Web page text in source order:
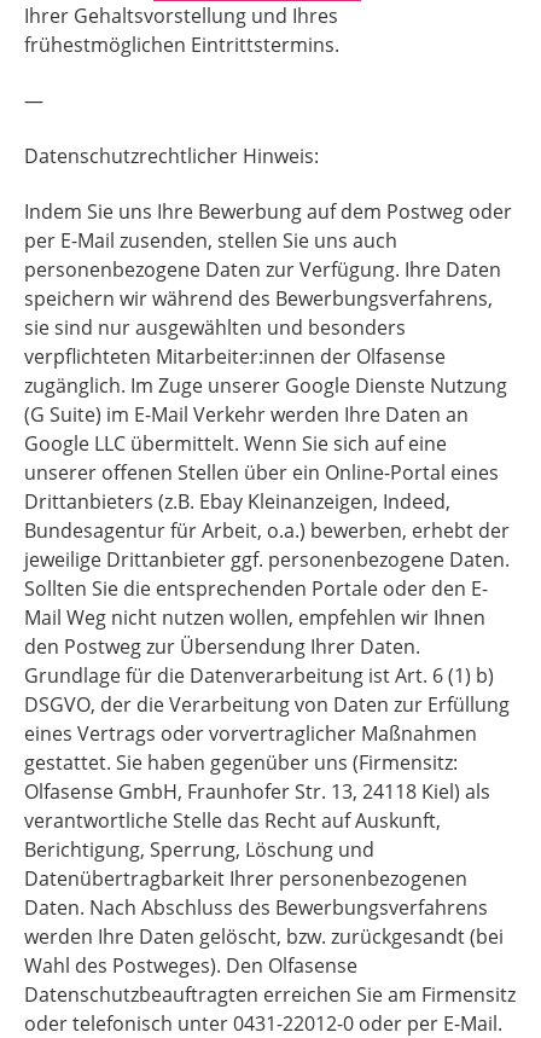
Ihrer Gehaltsvorstellung und Ihres
frühestmöglichen Eintrittstermins.
—
Datenschutzrechtlicher Hinweis:
Indem Sie uns Ihre Bewerbung auf dem Postweg oder
per E-Mail zusenden, stellen Sie uns auch
personenbezogene Daten zur Verfügung. Ihre Daten
speichern wir während des Bewerbungsverfahrens,
sie sind nur ausgewählten und besonders
verpflichteten Mitarbeiter:innen der Olfasense
zugänglich. Im Zuge unserer Google Dienste Nutzung
(G Suite) im E-Mail Verkehr werden Ihre Daten an
Google LLC übermittelt. Wenn Sie sich auf eine
unserer offenen Stellen über ein Online-Portal eines
Drittanbieters (z.B. Ebay Kleinanzeigen, Indeed,
Bundesagentur für Arbeit, o.a.) bewerben, erhebt der
jeweilige Drittanbieter ggf. personenbezogene Daten.
Sollten Sie die entsprechenden Portale oder den E-
Mail Weg nicht nutzen wollen, empfehlen wir Ihnen
den Postweg zur Übersendung Ihrer Daten.
Grundlage für die Datenverarbeitung ist Art. 6 (1) b)
DSGVO, der die Verarbeitung von Daten zur Erfüllung
eines Vertrags oder vorvertraglicher Maßnahmen
gestattet. Sie haben gegenüber uns (Firmensitz:
Olfasense GmbH, Fraunhofer Str. 13, 24118 Kiel) als
verantwortliche Stelle das Recht auf Auskunft,
Berichtigung, Sperrung, Löschung und
Datenübertragbarkeit Ihrer personenbezogenen
Daten. Nach Abschluss des Bewerbungsverfahrens
werden Ihre Daten gelöscht, bzw. zurückgesandt (bei
Wahl des Postweges). Den Olfasense
Datenschutzbeauftragten erreichen Sie am Firmensitz
oder telefonisch unter 0431-22012-0 oder per E-Mail.